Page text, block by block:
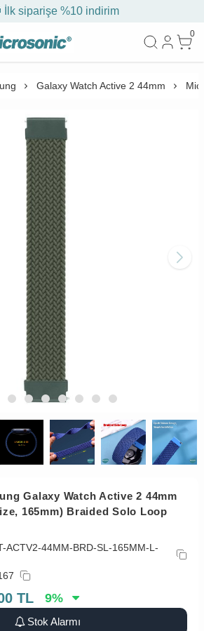
İlk siparişe %10 indirim
0
Galaxy Watch Active 2 44mm
Galaxy Watch Active 2 44mm
165mm) Braided Solo Loop
ACTV2-44MM-BRD-SL-165MM-L-
TL 9%
Stok Alarmı